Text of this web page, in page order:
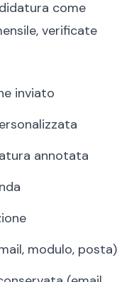
come
verificate
inviato
annotata
modulo, posta)